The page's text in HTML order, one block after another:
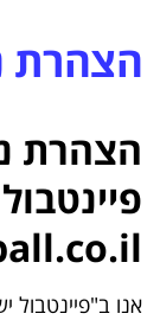
הצהרת
הצהרת
אנו